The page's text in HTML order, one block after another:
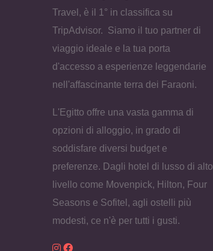
Travel, è il 1° in classifica su
TripAdvisor. Siamo il tuo partner di
viaggio ideale e la tua porta
d'accesso a esperienze leggendarie
nell'affascinante terra dei Faraoni.
L'Egitto offre una vasta gamma di
opzioni di alloggio, in grado di
soddisfare diversi budget e
preferenze. Dagli hotel di lusso di alto
livello come Movenpick, Hilton, Four
Seasons e Sofitel, agli ostelli più
modesti, ce n'è per tutti i gusti.